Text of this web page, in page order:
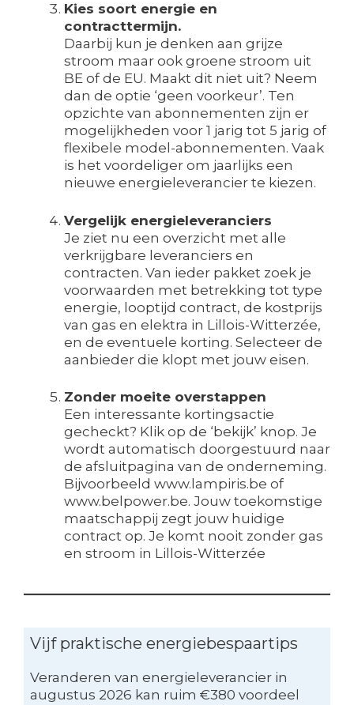
Kies soort energie en
contracttermijn.
Daarbij kun je denken aan grijze
stroom maar ook groene stroom uit
BE of de EU. Maakt dit niet uit? Neem
dan de optie ‘geen voorkeur’. Ten
opzichte van abonnementen zijn er
mogelijkheden voor 1 jarig tot 5 jarig of
flexibele model-abonnementen. Vaak
is het voordeliger om jaarlijks een
nieuwe energieleverancier te kiezen.
Vergelijk energieleveranciers
Je ziet nu een overzicht met alle
verkrijgbare leveranciers en
contracten. Van ieder pakket zoek je
voorwaarden met betrekking tot type
energie, looptijd contract, de kostprijs
van gas en elektra in Lillois-Witterzée,
en de eventuele korting. Selecteer de
aanbieder die klopt met jouw eisen.
Zonder moeite overstappen
Een interessante kortingsactie
gecheckt? Klik op de ‘bekijk’ knop. Je
wordt automatisch doorgestuurd naar
de afsluitpagina van de onderneming.
Bijvoorbeeld www.lampiris.be of
www.belpower.be. Jouw toekomstige
maatschappij zegt jouw huidige
contract op. Je komt nooit zonder gas
en stroom in Lillois-Witterzée
Vijf praktische energiebespaartips
Veranderen van energieleverancier in
augustus 2026 kan ruim €380 voordeel